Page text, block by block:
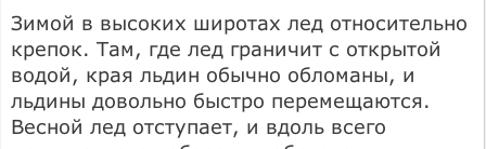
Зимой в высоких широтах лед относительно
крепок. Там, где лед граничит с открытой
водой, края льдин обычно обломаны, и
льдины довольно быстро перемещаются.
Весной лед отступает, и вдоль всего